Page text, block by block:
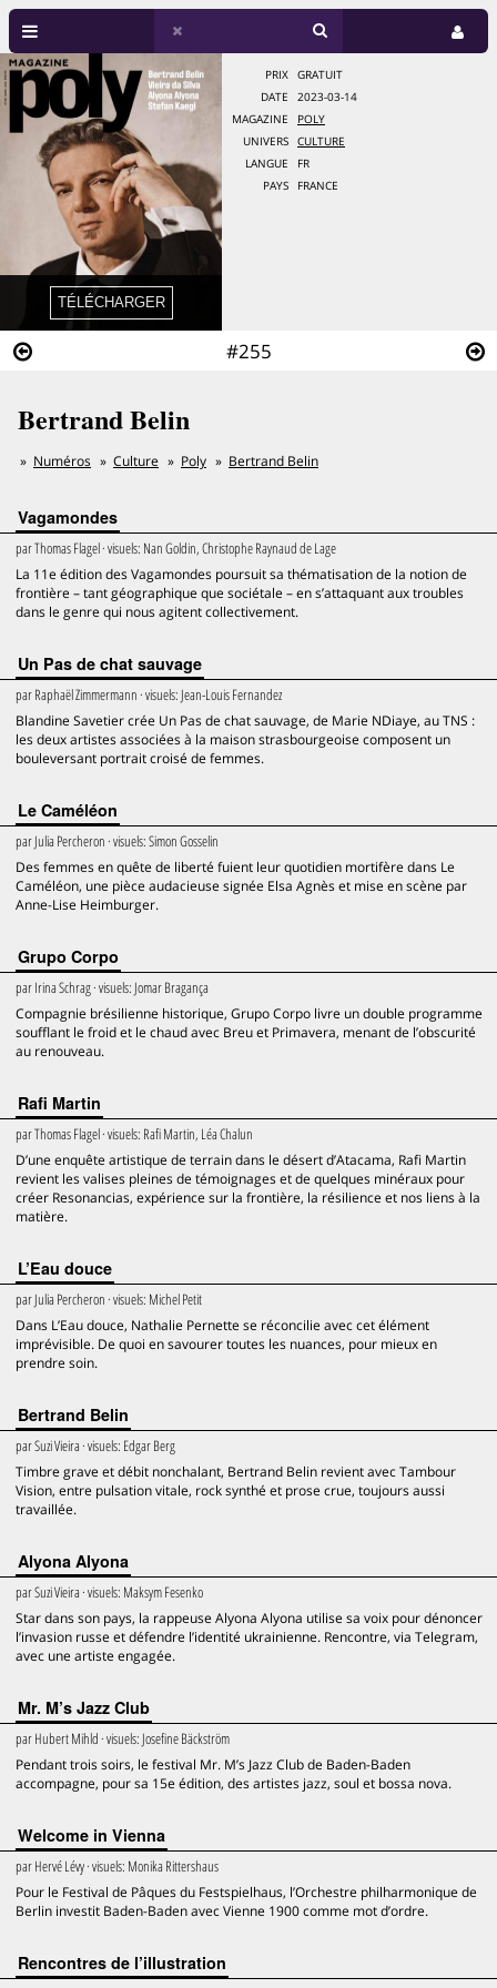
#255
PRIX
GRATUIT
DATE
2023-03-14
MAGAZINE
POLY
UNIVERS
CULTURE
LANGUE
FR
PAYS
FRANCE
Bertrand Belin
Numéros Culture Poly Bertrand Belin
Vagamondes
parThomas Flagel· visuels: Nan Goldin, Christophe Raynaud de Lage
La 11e édition des Vagamondes poursuit sa thématisation de la notion de
frontière – tant géographique que sociétale – en s’attaquant aux troubles
dans le genre qui nous agitent collectivement.
Un Pas de chat sauvage
parRaphaël Zimmermann · visuels: Jean-Louis Fernandez
Blandine Savetier crée Un Pas de chat sauvage, de Marie NDiaye, au TNS :
les deux artistes associées à la maison strasbourgeoise composent un
bouleversant portrait croisé de femmes.
Le Caméléon
parJulia Percheron · visuels:Simon Gosselin
Des femmes en quête de liberté fuient leur quotidien mortifère dans Le
Caméléon, une pièce audacieuse signée Elsa Agnès et mise en scène par
Anne-Lise Heimburger.
Grupo Corpo
parIrina Schrag· visuels: Jomar Bragança
Compagnie brésilienne historique, Grupo Corpo livre un double programme
soufflant le froid et le chaud avec Breu et Primavera, menant de l’obscurité
au renouveau.
Rafi Martin
parThomas Flagel· visuels: Rafi Martin, Léa Chalun
D’une enquête artistique de terrain dans le désert d’Atacama, Rafi Martin
revient les valises pleines de témoignages et de quelques minéraux pour
créer Resonancias, expérience sur la frontière, la résilience et nos liens à la
matière.
L’Eau douce
parJulia Percheron · visuels: Michel Petit
Dans L’Eau douce, Nathalie Pernette se réconcilie avec cet élément
imprévisible. De quoi en savourer toutes les nuances, pour mieux en
prendre soin.
Bertrand Belin
parSuzi Vieira · visuels: Edgar Berg
Timbre grave et débit nonchalant, Bertrand Belin revient avec Tambour
Vision, entre pulsation vitale, rock synthé et prose crue, toujours aussi
travaillée.
Alyona Alyona
parSuzi Vieira · visuels: Maksym Fesenko
Star dans son pays, la rappeuse Alyona Alyona utilise sa voix pour dénoncer
l’invasion russe et défendre l’identité ukrainienne. Rencontre, via Telegram,
avec une artiste engagée.
Mr. M’s Jazz Club
parHubert Mihld · visuels: Josefine Bäckström
Pendant trois soirs, le festival Mr. M’s Jazz Club de Baden-Baden
accompagne, pour sa 15e édition, des artistes jazz, soul et bossa nova.
Welcome in Vienna
parHervé Lévy· visuels: Monika Rittershaus
Pour le Festival de Pâques du Festspielhaus, l’Orchestre philharmonique de
Berlin investit Baden-Baden avec Vienne 1900 comme mot d’ordre.
Rencontres de l’illustration